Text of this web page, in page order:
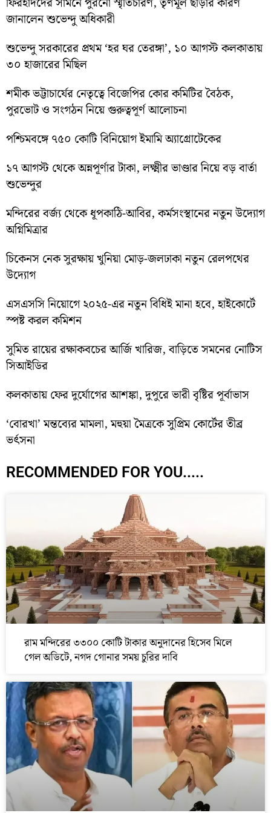
জানালেন শুভেন্দু অধিকারী
শুভেন্দু সরকারের প্রথম ‘হর ঘর তেরঙ্গা’, ১০ আগস্ট কলকাতায়
৩০ হাজারের মিছিল
শমীক ভট্টাচার্যের নেতৃত্বে বিজেপির কোর কমিটির বৈঠক,
পুরভোট ও সংগঠন নিয়ে গুরুত্বপূর্ণ আলোচনা
পশ্চিমবঙ্গে ৭৫০ কোটি বিনিয়োগ ইমামি অ্যাগ্রোটেকের
১৭ আগস্ট থেকে অন্নপূর্ণার টাকা, লক্ষ্মীর ভাণ্ডার নিয়ে বড় বার্তা
শুভেন্দুর
মন্দিরের বর্জ্য থেকে ধূপকাঠি-আবির, কর্মসংস্থানের নতুন উদ্যোগ
অগ্নিমিত্রার
চিকেনস নেক সুরক্ষায় খুনিয়া মোড়-জলঢাকা নতুন রেলপথের
উদ্যোগ
এসএসসি নিয়োগে ২০২৫-এর নতুন বিধিই মানা হবে, হাইকোর্টে
স্পষ্ট করল কমিশন
সুমিত রায়ের রক্ষাকবচের আর্জি খারিজ, বাড়িতে সমনের নোটিস
সিআইডির
কলকাতায় ফের দুর্যোগের আশঙ্কা, দুপুরে ভারী বৃষ্টির পূর্বাভাস
‘বোরখা’ মন্তব্যের মামলা, মহুয়া মৈত্রকে সুপ্রিম কোর্টের তীব্র
ভর্ৎসনা
RECOMMENDED FOR YOU.....
রাম মন্দিরের ৩৩০০ কোটি টাকার অনুদানের হিসেব মিলে
গেল অডিটে, নগদ গোনার সময় চুরির দাবি